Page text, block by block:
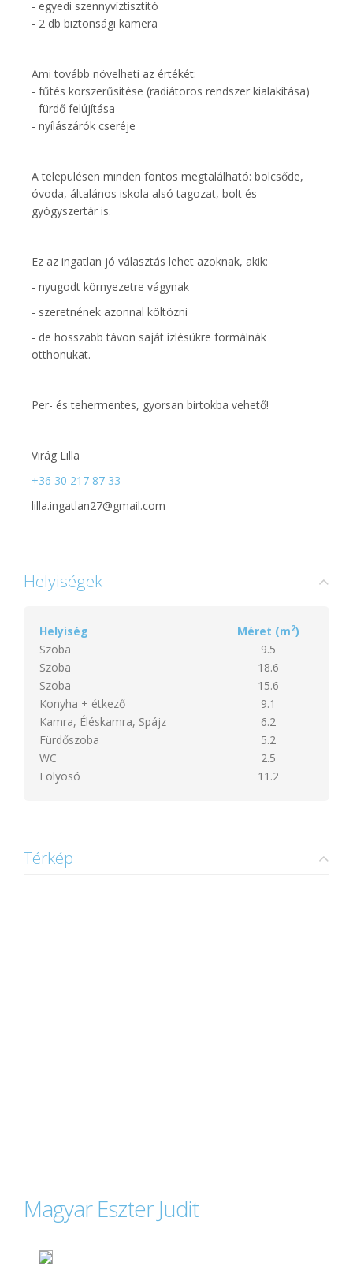
- egyedi szennyvíztisztító
- 2 db biztonsági kamera
Ami tovább növelheti az értékét:
- fűtés korszerűsítése (radiátoros rendszer kialakítása)
- fürdő felújítása
- nyílászárók cseréje
A településen minden fontos megtalálható: bölcsőde,
óvoda, általános iskola alsó tagozat, bolt és
gyógyszertár is.
Ez az ingatlan jó választás lehet azoknak, akik:
- nyugodt környezetre vágynak
- szeretnének azonnal költözni
- de hosszabb távon saját ízlésükre formálnák
otthonukat.
Per- és tehermentes, gyorsan birtokba vehető!
Virág Lilla
+36 30 217 87 33
lilla.ingatlan27@gmail.com
Helyiségek
Helyiség Méret (m2)
Szoba
9.5
Szoba
18.6
Szoba
15.6
Konyha + étkező
9.1
Kamra, Éléskamra, Spájz
6.2
Fürdőszoba
5.2
WC
2.5
Folyosó
11.2
Térkép
Magyar Eszter Judit